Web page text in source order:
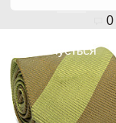
0
Закінчується